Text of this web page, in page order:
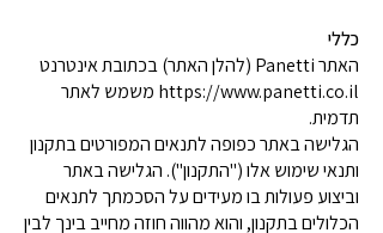
כללי
האתר Panetti (להלן האתר) בכתובת אינטרנט
https://www.panetti.co.il משמש לאתר
תדמית.
הגלישה באתר כפופה לתנאים המפורטים בתקנון
ותנאי שימוש אלו ("התקנון"). הגלישה באתר
וביצוע פעולות בו מעידים על הסכמתך לתנאים
הכלולים בתקנון, והוא מהווה חוזה מחייב בינך לבין